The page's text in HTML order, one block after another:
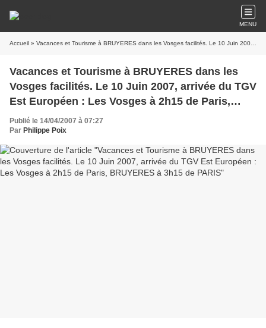
MENU
Accueil » Vacances et Tourisme à BRUYERES dans les Vosges facilités. Le 10 Juin 2007, arrivée du TGV Est Européen : Les Vosges à 2h15 de Paris, BRUYERES à 3h15 de PARIS
Vacances et Tourisme à BRUYERES dans les
Vosges facilités. Le 10 Juin 2007, arrivée du TGV
Est Européen : Les Vosges à 2h15 de Paris,
BRUYERES à 3h15 de PARIS
Publié le 14/04/2007 à 07:27
Par Philippe Poix